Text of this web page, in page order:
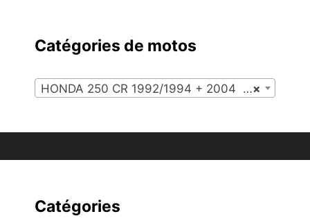
Catégories de motos
×
HONDA 250 CR 1992/1994 + 2004 (8)
Catégories